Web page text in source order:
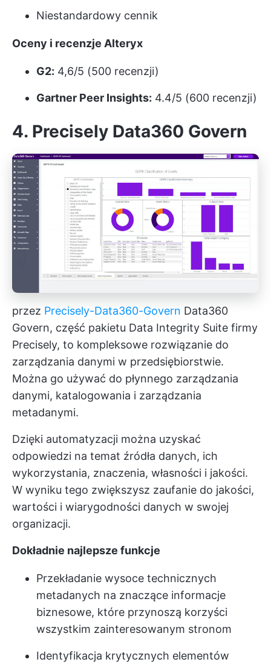
Niestandardowy cennik
Oceny i recenzje Alteryx
G2: 4,6/5 (500 recenzji)
Gartner Peer Insights: 4.4/5 (600 recenzji)
4. Precisely Data360 Govern
przez Precisely-Data360-Govern Data360
Govern, część pakietu Data Integrity Suite firmy
Precisely, to kompleksowe rozwiązanie do
zarządzania danymi w przedsiębiorstwie.
Można go używać do płynnego zarządzania
danymi, katalogowania i zarządzania
metadanymi.
Dzięki automatyzacji można uzyskać
odpowiedzi na temat źródła danych, ich
wykorzystania, znaczenia, własności i jakości.
W wyniku tego zwiększysz zaufanie do jakości,
wartości i wiarygodności danych w swojej
organizacji.
Dokładnie najlepsze funkcje
Przekładanie wysoce technicznych
metadanych na znaczące informacje
biznesowe, które przynoszą korzyści
wszystkim zainteresowanym stronom
Identyfikacja krytycznych elementów